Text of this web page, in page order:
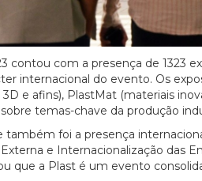
contou com a presença de 1323
internacional do evento. Os
3D e afins), PlastMat (materiais
temas-chave da produção
foi a presença
e Internacionalização das
que a Plast é um evento